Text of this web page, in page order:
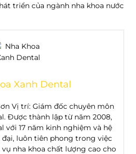
triển của ngành nha khoa nước
Xanh Dental
Vị trí: Giám đốc chuyên môn
Được thành lập từ năm 2008,
với 17 năm kinh nghiệm và hệ
luôn tiên phong trong việc
nha khoa chất lượng cao cho